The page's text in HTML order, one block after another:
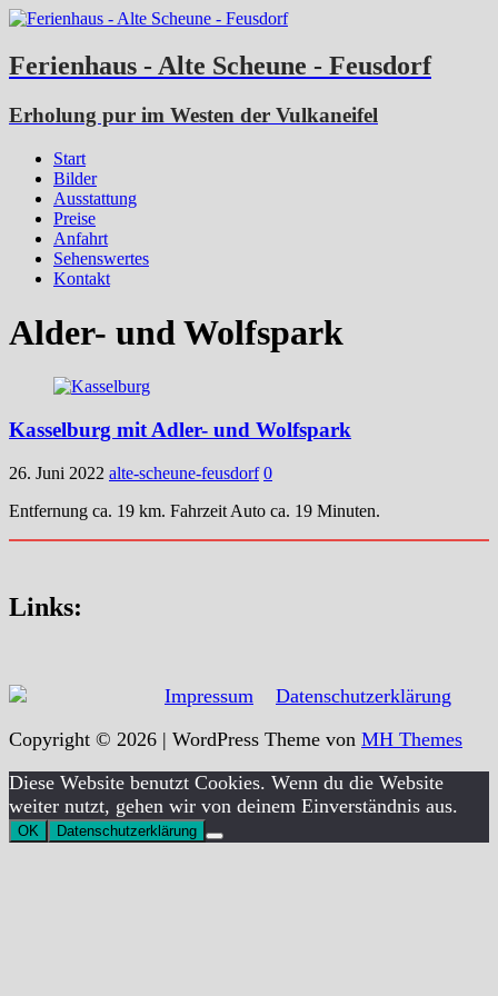
Ferienhaus - Alte Scheune - Feusdorf
Erholung pur im Westen der Vulkaneifel
Start
Bilder
Ausstattung
Preise
Anfahrt
Sehenswertes
Kontakt
Alder- und Wolfspark
Kasselburg mit Adler- und Wolfspark
26. Juni 2022 alte-scheune-feusdorf 0
Entfernung ca. 19 km. Fahrzeit Auto ca. 19 Minuten.
Links:
Impressum
Datenschutzerklärung
Copyright © 2026 | WordPress Theme von MH Themes
Diese Website benutzt Cookies. Wenn du die Website
weiter nutzt, gehen wir von deinem Einverständnis aus.
OK Datenschutzerklärung